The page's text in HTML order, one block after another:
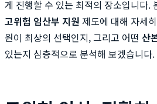
게 진행할 수 있는 최적의 장소입니다.
고위험 임산부 지원 제도에 대해 자세
원이 최상의 선택인지, 그리고 어떤 산
있는지 심층적으로 분석해 보겠습니다.